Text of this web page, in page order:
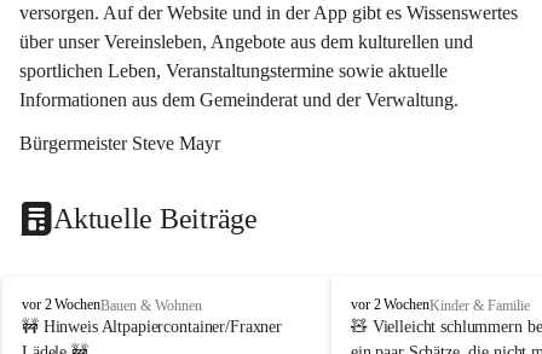
versorgen. Auf der Website und in der App gibt es Wissenswertes
über unser Vereinsleben, Angebote aus dem kulturellen und
sportlichen Leben, Veranstaltungstermine sowie aktuelle
Informationen aus dem Gemeinderat und der Verwaltung.
Bürgermeister Steve Mayr
Aktuelle Beiträge
F
r
a
vor 2 WochenBauen & Wohnen
🚧 Hinweis Altpapiercontainer/Fraxner
F
r
a
vor 2 WochenKinder & Familie
🧸 Vielleicht schlummern